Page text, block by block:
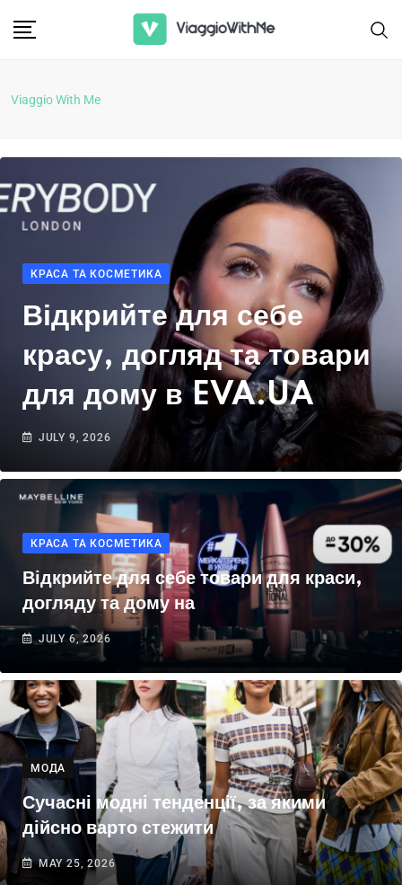
Viaggio With Me
КРАСА ТА КОСМЕТИКА
Відкрийте для себе
красу, догляд та товари
для дому в EVA.UA
JULY 9, 2026
КРАСА ТА КОСМЕТИКА
Відкрийте для себе товари для краси,
догляду та дому на
JULY 6, 2026
МОДА
Сучасні модні тенденції, за якими
дійсно варто стежити
MAY 25, 2026